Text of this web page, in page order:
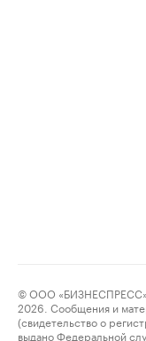
© ООО
2026. Сообщения и
(свидетельство о
выдано Федеральной